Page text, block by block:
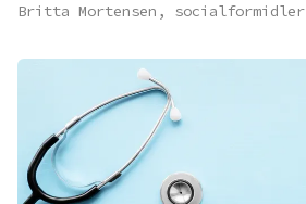
Britta Mortensen, socialformidler